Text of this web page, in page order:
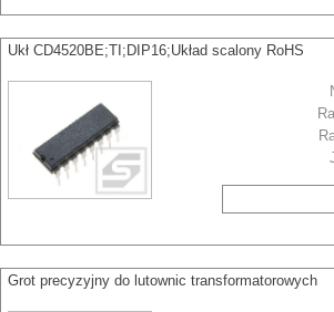
Ukł CD4520BE;TI;DIP16;Układ scalony RoHS
Grot precyzyjny do lutownic transformatorowych